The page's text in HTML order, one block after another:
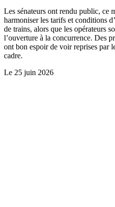
Les sénateurs ont rendu public, ce
harmoniser les tarifs et conditions
de trains, alors que les opérateurs
l’ouverture à la concurrence. Des
ont bon espoir de voir reprises par
cadre.
Le 25 juin 2026